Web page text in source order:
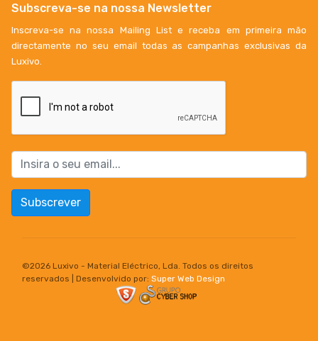
Subscreva-se na nossa Newsletter
Inscreva-se na nossa Mailing List e receba em primeira mão
directamente no seu email todas as campanhas exclusivas da
Luxivo.
Subscrever
©2026 Luxivo - Material Eléctrico, Lda. Todos os direitos
reservados | Desenvolvido por: Super Web Design